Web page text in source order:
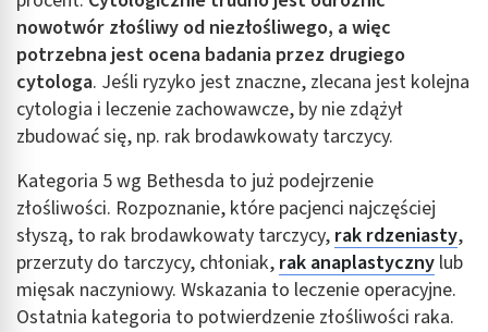
nowotwór złośliwy od niezłośliwego, a więc
potrzebna jest ocena badania przez drugiego
cytologa. Jeśli ryzyko jest znaczne, zlecana jest kolejna
cytologia i leczenie zachowawcze, by nie zdążył
zbudować się, np. rak brodawkowaty tarczycy.
Kategoria 5 wg Bethesda to już podejrzenie
złośliwości. Rozpoznanie, które pacjenci najczęściej
słyszą, to rak brodawkowaty tarczycy, rak rdzeniasty,
przerzuty do tarczycy, chłoniak, rak anaplastyczny lub
mięsak naczyniowy. Wskazania to leczenie operacyjne.
Ostatnia kategoria to potwierdzenie złośliwości raka.